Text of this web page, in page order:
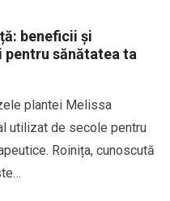
beneficii și
sănătatea ta
plantei Melissa
utilizat de secole pentru
Roinița, cunoscută